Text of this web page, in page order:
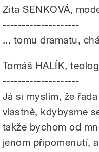
Zita SENKOVÁ,
--------------------
... tomu dramatu,
Tomáš HALÍK,
--------------------
Já si myslím, že
vlastně, kdybysme
takže bychom od
jenom připomenutí,